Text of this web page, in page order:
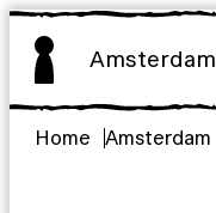
Aller
au
contenu
Amsterdam
Home Amsterdam